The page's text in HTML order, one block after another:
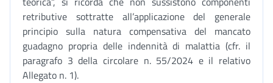
retributive sottratte all’applicazione del generale
principio sulla natura compensativa del mancato
guadagno propria delle indennità di malattia (cfr. il
paragrafo 3 della circolare n. 55/2024 e il relativo
Allegato n. 1).